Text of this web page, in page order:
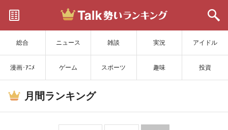
総合 ニュース 雑談 実況 アイドル
漫画･ｱﾆﾒ ゲーム スポーツ 趣味 投資
サイトを更新
月間ランキング